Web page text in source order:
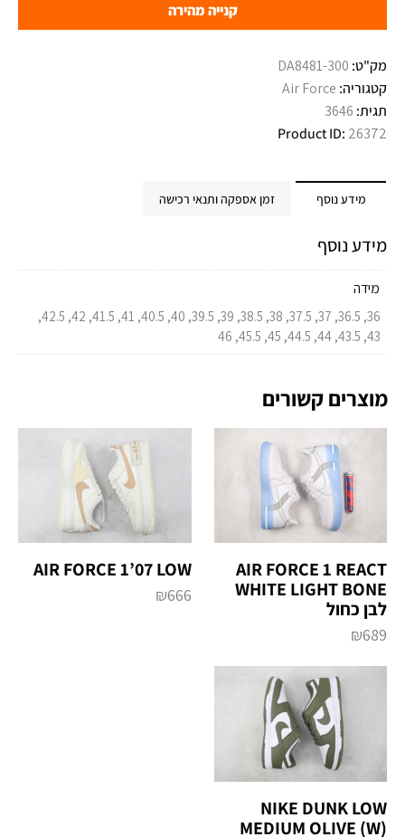
קנייה מהירה
מק"ט: DA8481-300
קטגוריה: Air Force
תגית: 3646
Product ID: 26372
מידע נוסף זמן אספקה ותנאי רכישה
מידע נוסף
מידה
36, 36.5, 37, 37.5, 38, 38.5, 39, 39.5, 40, 40.5, 41, 41.5, 42, 42.5,
43, 43.5, 44, 44.5, 45, 45.5, 46
מוצרים קשורים
AIR FORCE 1 REACT
WHITE LIGHT BONE
לבן כחול
₪689
AIR FORCE 1’07 LOW
₪666
NIKE DUNK LOW
MEDIUM OLIVE (W)